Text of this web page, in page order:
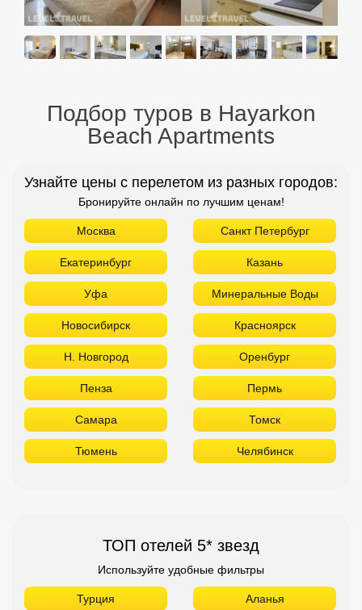
Подбор туров в Hayarkon
Beach Apartments
Узнайте цены с перелетом из разных городов:
Бронируйте онлайн по лучшим ценам!
Москва Санкт Петербург
Екатеринбург Казань
Уфа Минеральные Воды
Новосибирск Красноярск
Н. Новгород Оренбург
Пенза Пермь
Самара Томск
Тюмень Челябинск
ТОП отелей 5* звезд
Используйте удобные фильтры
Турция Аланья